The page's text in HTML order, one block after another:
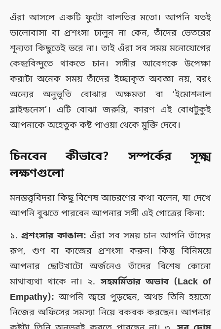
এঁরা আসলে একটি ফুটো বালতির মতো। আপনি যতই
ভালোবাসা বা প্রশংসা ঢালুন না কেন, তাঁদের ভেতরের
শূন্যতা কিছুতেই ভরে না। তাই এঁরা সব সময় মনোযোগের
কেন্দ্রবিন্দুতে থাকতে চান। সঙ্গীর আবেগকে উপেক্ষা
করাটা অনেক সময় তাঁদের ইচ্ছাকৃত অবজ্ঞা নয়, বরং
অন্যের অনুভূতি বোঝার অক্ষমতা বা ‘ইমোশনাল
ব্লাইন্ডনেস’। এটি বোঝা জরুরি, কারণ এই বোধটুকুই
আপনাকে অহেতুক কষ্ট পাওয়া থেকে মুক্তি দেবে।
চিনবেন কীভাবে? সম্পর্কের সূক্ষ্ম
লক্ষণগুলো
মনস্তত্ত্ববিদরা কিছু বিশেষ আচরণের কথা বলেন, যা দেখে
আপনি বুঝতে পারবেন আপনার সঙ্গী এই গোত্রের কিনা:
১.প্রশংসার কাঙাল: এঁরা সব সময় চান আপনি তাঁদের
রূপ, গুণ বা কাজের প্রশংসা করুন। কিন্তু বিনিময়ে
আপনার ছোটখাটো অর্জনেও তাঁদের বিশেষ কোনো
মাথাব্যথা থাকে না। ২.সহমর্মিতার অভাব (Lack of
Empathy): আপনি জ্বরে পুড়ছেন, অথচ তিনি হয়তো
নিজের অফিসের সমস্যা নিয়ে বকবক করছেন। আপনার